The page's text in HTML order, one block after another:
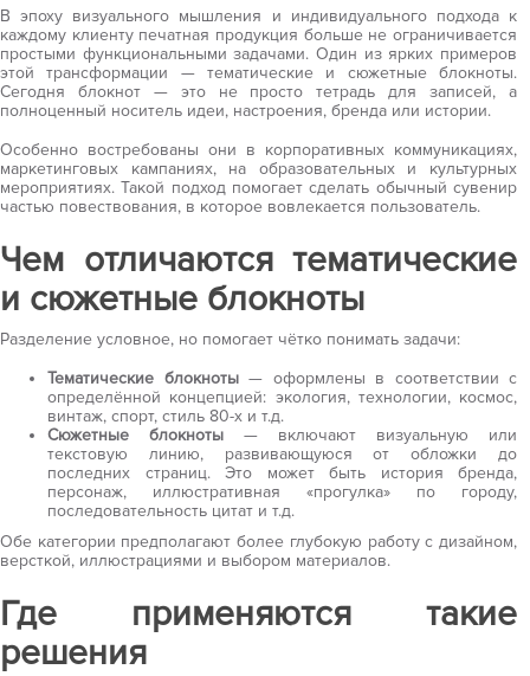
В эпоху визуального мышления и индивидуального подхода к
каждому клиенту печатная продукция больше не ограничивается
простыми функциональными задачами. Один из ярких примеров
этой трансформации — тематические и сюжетные блокноты.
Сегодня блокнот — это не просто тетрадь для записей, а
полноценный носитель идеи, настроения, бренда или истории.
Особенно востребованы они в корпоративных коммуникациях,
маркетинговых кампаниях, на образовательных и культурных
мероприятиях. Такой подход помогает сделать обычный сувенир
частью повествования, в которое вовлекается пользователь.
Чем отличаются тематические
и сюжетные блокноты
Разделение условное, но помогает чётко понимать задачи:
Тематические блокноты— оформлены в соответствии с
определённой концепцией: экология, технологии, космос,
винтаж, спорт, стиль 80-х и т.д.
Сюжетные блокноты — включают визуальную или
текстовую линию, развивающуюся от обложки до
последних страниц. Это может быть история бренда,
персонаж, иллюстративная «прогулка» по городу,
последовательность цитат и т.д.
Обе категории предполагают более глубокую работу с дизайном,
версткой, иллюстрациями и выбором материалов.
Где применяются такие
решения